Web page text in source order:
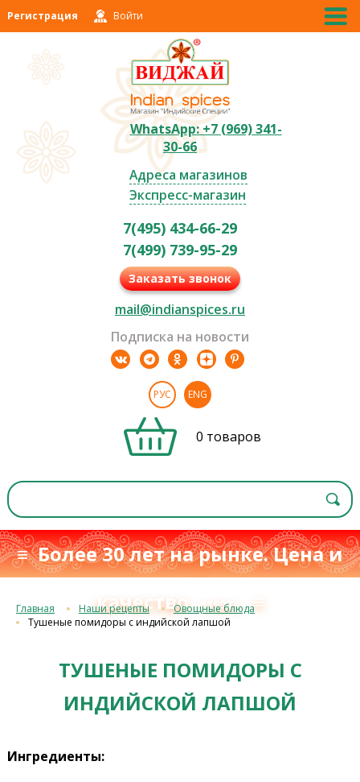
Регистрация Войти
WhatsApp: +7 (969) 341-
30-66
Адреса магазинов
Экспресс-магазин
7(495) 434-66-29
7(499) 739-95-29
Заказать звонок
mail@indianspices.ru
Подписка на новости
РУС ENG
0 товаров
≡ Более 30 лет на рынке. Цена и
качествос 1993 г.≡
Главная Наши рецепты
Овощные блюда
Тушеные помидоры с индийской лапшой
ТУШЕНЫЕ ПОМИДОРЫ С
ИНДИЙСКОЙ ЛАПШОЙ
Ингредиенты: